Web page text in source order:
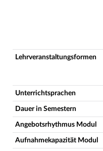
Lehrveranstaltungsformen
Unterrichtsprachen
Dauer in Semestern
Angebotsrhythmus Modul
Aufnahmekapazität Modul